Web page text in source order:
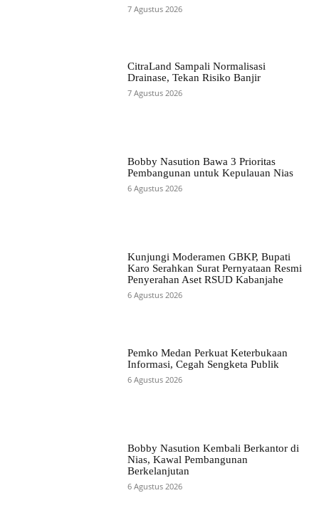
7 Agustus 2026
CitraLand Sampali Normalisasi
Drainase, Tekan Risiko Banjir
7 Agustus 2026
Bobby Nasution Bawa 3 Prioritas
Pembangunan untuk Kepulauan Nias
6 Agustus 2026
Kunjungi Moderamen GBKP, Bupati
Karo Serahkan Surat Pernyataan Resmi
Penyerahan Aset RSUD Kabanjahe
6 Agustus 2026
Pemko Medan Perkuat Keterbukaan
Informasi, Cegah Sengketa Publik
6 Agustus 2026
Bobby Nasution Kembali Berkantor di
Nias, Kawal Pembangunan
Berkelanjutan
6 Agustus 2026